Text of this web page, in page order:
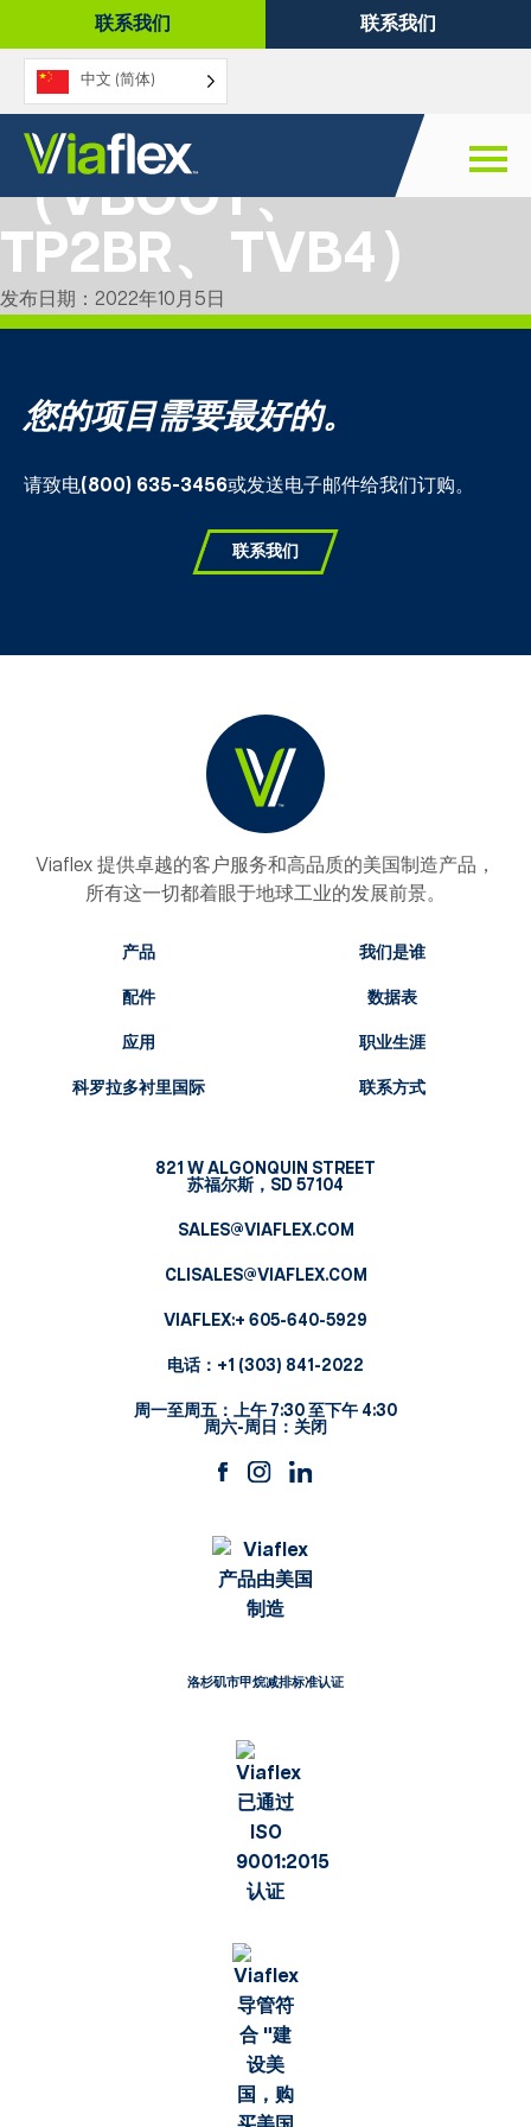
联系我们 联系我们
中文 (简体)
VaporBoot 系统
（VBOOT、
TP2BR、TVB4）
发布日期：2022年10月5日
您的项目需要最好的。
请致电(800) 635-3456或发送电子邮件给我们订购。
联系我们
Viaflex 提供卓越的客户服务和高品质的美国制造产品，
所有这一切都着眼于地球工业的发展前景。
产品
配件
应用
科罗拉多衬里国际
我们是谁
数据表
职业生涯
联系方式
821 W ALGONQUIN STREET
苏福尔斯，SD 57104
SALES@VIAFLEX.COM
CLISALES@VIAFLEX.COM
VIAFLEX:+ 605-640-5929
电话： +1 (303) 841-2022
周一至周五：上午 7:30 至下午 4:30
周六-周日：关闭
洛杉矶市甲烷减排标准认证